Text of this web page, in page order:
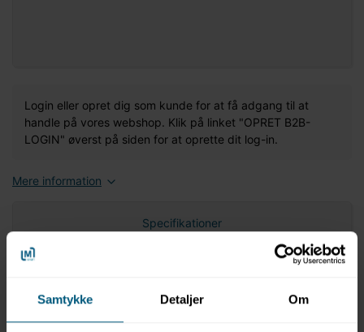
Samtykke Detaljer Om
Login eller opret dig som kunde for at få adgang til at
handle på vores webshop. Klik på linket "OPRET B2B-
LOGIN" øverst på siden for at oprette dit log-in.
Mere information
Specifikationer
Enhed